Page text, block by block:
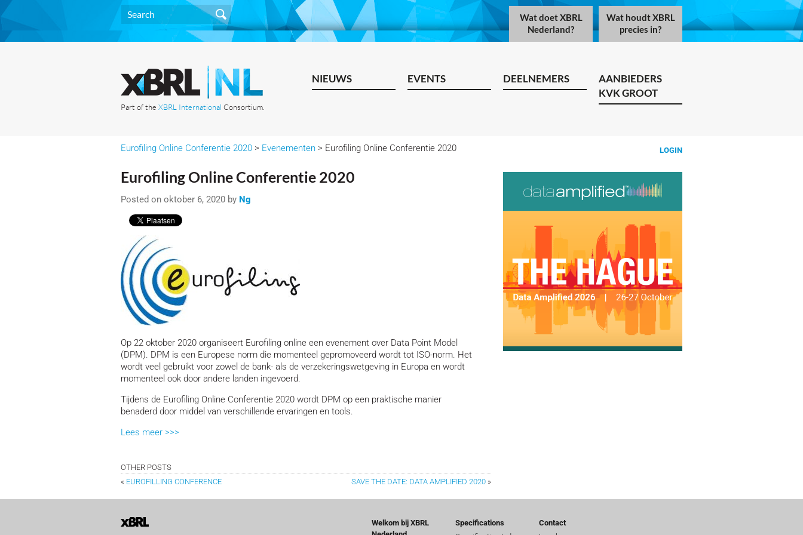
Wat doet XBRL
Nederland?
Wat houdt XBRL
precies in?
Part of the XBRL International Consortium.
NIEUWS EVENTS DEELNEMERS
AANBIEDERS
KVK GROOT
LOGIN
Eurofiling Online Conferentie 2020 > Evenementen > Eurofiling Online Conferentie 2020
Eurofiling Online Conferentie 2020
Posted on oktober 6, 2020 by Ng
Op 22 oktober 2020 organiseert Eurofiling online een evenement over Data Point Model
(DPM). DPM is een Europese norm die momenteel gepromoveerd wordt tot ISO-norm. Het
wordt veel gebruikt voor zowel de bank- als de verzekeringswetgeving in Europa en wordt
momenteel ook door andere landen ingevoerd.
Tijdens de Eurofiling Online Conferentie 2020 wordt DPM op een praktische manier
benaderd door middel van verschillende ervaringen en tools.
Lees meer >>>
OTHER POSTS
« EUROFILLING CONFERENCE SAVE THE DATE: DATA AMPLIFIED 2020 »
Welkom bij XBRL
Specifications
Contact